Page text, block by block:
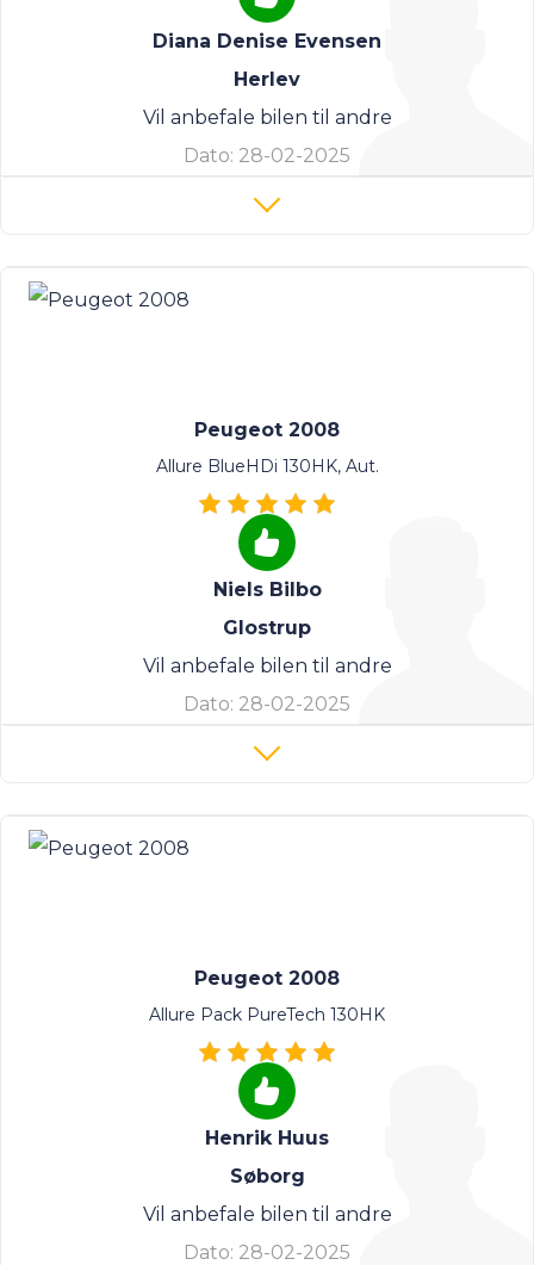
Diana Denise Evensen
Herlev
Vil anbefale bilen til andre
Dato: 28-02-2025
Peugeot 2008
Allure BlueHDi 130HK, Aut.
Niels Bilbo
Glostrup
Vil anbefale bilen til andre
Dato: 28-02-2025
Peugeot 2008
Allure Pack PureTech 130HK
Henrik Huus
Søborg
Vil anbefale bilen til andre
Dato: 28-02-2025